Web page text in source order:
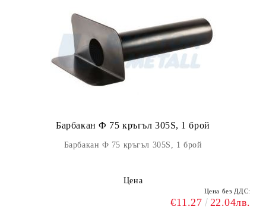
Барбакан Ф 75 кръгъл 305S, 1 брой
Барбакан Ф 75 кръгъл 305S, 1 брой
Цена
Цена без ДДС:
€11.27 22.04лв.